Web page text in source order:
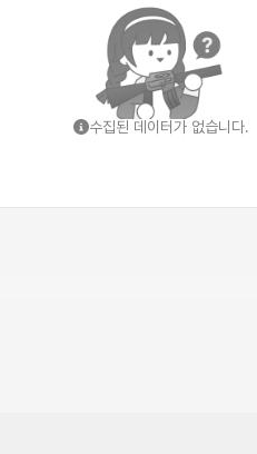
수집된 데이터가 없습니다.